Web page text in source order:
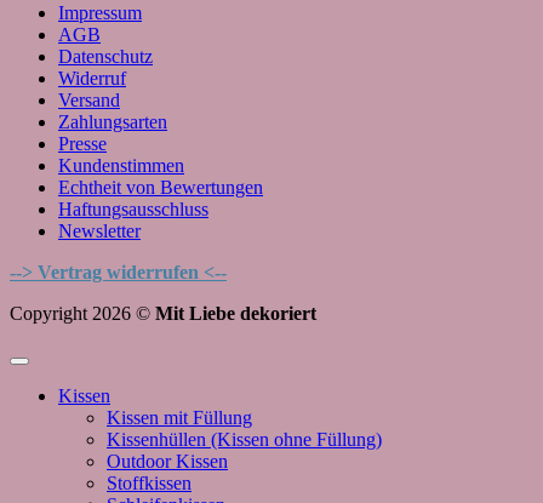
Impressum
AGB
Datenschutz
Widerruf
Versand
Zahlungsarten
Presse
Kundenstimmen
Echtheit von Bewertungen
Haftungsausschluss
Newsletter
--> Vertrag widerrufen <--
Copyright 2026 © Mit Liebe dekoriert
Kissen
Kissen mit Füllung
Kissenhüllen (Kissen ohne Füllung)
Outdoor Kissen
Stoffkissen